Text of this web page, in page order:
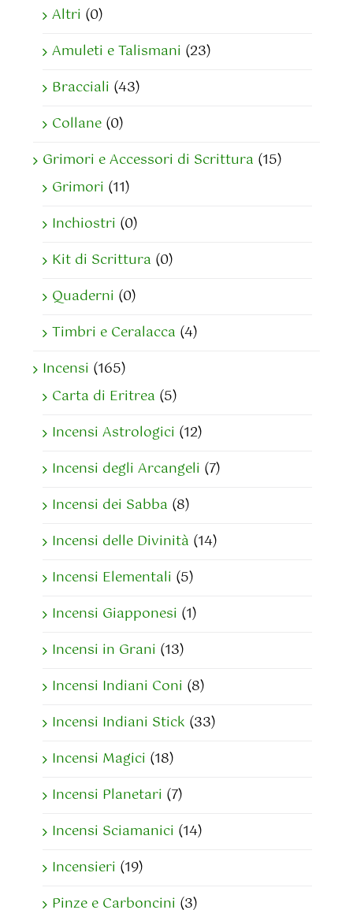
Altri (0)
Amuleti e Talismani (23)
Bracciali (43)
Collane (0)
Grimori e Accessori di Scrittura (15)
Grimori (11)
Inchiostri (0)
Kit di Scrittura (0)
Quaderni (0)
Timbri e Ceralacca (4)
Incensi (165)
Carta di Eritrea (5)
Incensi Astrologici (12)
Incensi degli Arcangeli (7)
Incensi dei Sabba (8)
Incensi delle Divinità (14)
Incensi Elementali (5)
Incensi Giapponesi (1)
Incensi in Grani (13)
Incensi Indiani Coni (8)
Incensi Indiani Stick (33)
Incensi Magici (18)
Incensi Planetari (7)
Incensi Sciamanici (14)
Incensieri (19)
Pinze e Carboncini (3)